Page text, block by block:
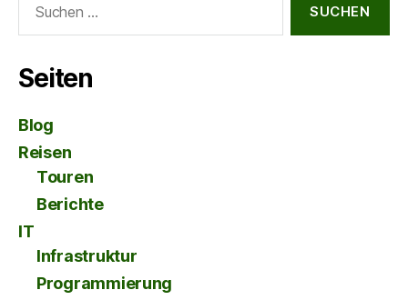
nach:
Seiten
Blog
Reisen
Touren
Berichte
IT
Infrastruktur
Programmierung